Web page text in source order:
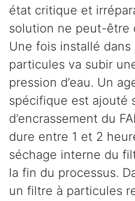
état critique et
solution ne peut-être
Une fois installé
particules va subir
pression d’eau. Un
spécifique est ajouté
d’encrassement du
dure entre 1 et 2
séchage interne du
la fin du processus.
un filtre à particules